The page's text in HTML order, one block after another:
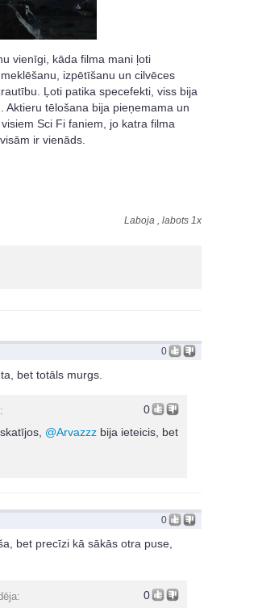
vienīgi, kāda filma mani ļoti
izpētīšanu un cilvēces
Ļoti patika specefekti, viss bija
tēlošana bija pieņemama un
Sci Fi faniem, jo katra filma
ir vienāds.
Laboja , labots 1x
0
bet totāls murgs.
0
@Arvazzz bija ieteicis, bet
0
bet precīzi kā sākās otra puse,
0